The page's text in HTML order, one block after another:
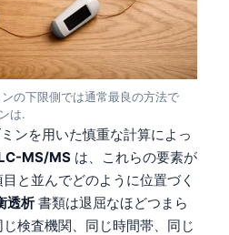
の下限側では通常最良の方法で
は.
ンを用いた慎重な計算によっ
MS/MS は、これらの要素が
と並んでどのように位置づく
透析書類は退屈なほどつまら
検査機関、同じ時間帯、同じ